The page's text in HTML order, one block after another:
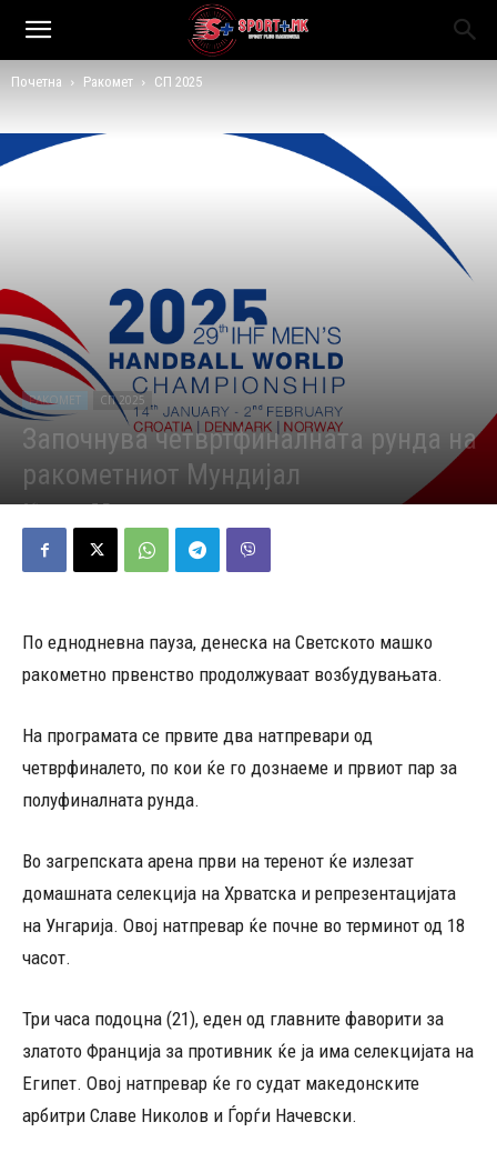
Почетна Ракомет СП 2025
РАКОМЕТ СП 2025
Започнува четвртфиналната рунда на
ракометниот Мундијал
Објавено од Д.Т. - 28/01/2025 420
По еднодневна пауза, денеска на Светското машко
ракометно првенство продолжуваат возбудувањата.
На програмата се првите два натпревари од
четврфиналето, по кои ќе го дознаеме и првиот пар за
полуфиналната рунда.
Во загрепската арена први на теренот ќе излезат
домашната селекција на Хрватска и репрезентацијата
на Унгарија. Овој натпревар ќе почне во терминот од 18
часот.
Три часа подоцна (21), еден од главните фаворити за
златото Франција за противник ќе ја има селекцијата на
Египет. Овој натпревар ќе го судат македонските
арбитри Славе Николов и Ѓорѓи Начевски.